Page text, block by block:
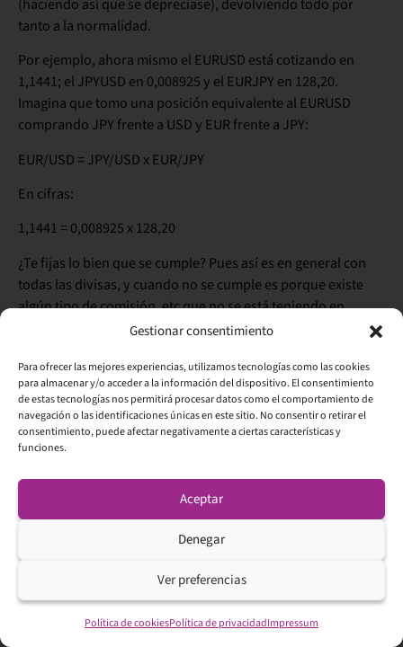
Gestionar consentimiento
Para ofrecer las mejores experiencias, utilizamos tecnologías como las cookies
para almacenar y/o acceder a la información del dispositivo. El consentimiento
de estas tecnologías nos permitirá procesar datos como el comportamiento de
navegación o las identificaciones únicas en este sitio. No consentir o retirar el
consentimiento, puede afectar negativamente a ciertas características y
funciones.
Aceptar
Denegar
Ver preferencias
Política de cookiesPolítica de privacidadImpressum
tanto a la normalidad.
Por ejemplo, ahora mismo el EURUSD está cotizando en
1,1441; el JPYUSD en 0,008925 y el EURJPY en 128,20.
Imagina que tomo una posición equivalente al EURUSD
comprando JPY frente a USD y EUR frente a JPY:
EUR/USD = JPY/USD x EUR/JPY
En cifras:
1,1441 = 0,008925 x 128,20
¿Te fijas lo bien que se cumple? Pues así es en general con
todas las divisas, y cuando no se cumple es porque existe
algún tipo de comisión, etc que no se está teniendo en
Hay grandes Hedge Funds. tesorerías de bancos, etc que
viven de este tipo de arbitrajes, es casi imposible que a
nosotros nos llegue una posibilidad de hacer dinero tan
fácil.
Responder
Fernando Menéndezdice: 29/06/2017 a las 22:55